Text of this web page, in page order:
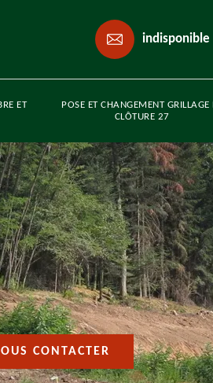
indisponible
ET
POSE ET CHANGEMENT GRILLAGE
CLÔTURE 27
CONTACTER